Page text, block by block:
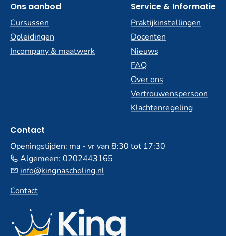
Ons aanbod
Cursussen
Opleidingen
Incompany & maatwerk
Service & Informatie
Praktijkinstellingen
Docenten
Nieuws
FAQ
Over ons
Vertrouwenspersoon
Klachtenregeling
Contact
Openingstijden: ma - vr van 8:30 tot 17:30
Algemeen: 0202443165
info@kingnascholing.nl
Contact